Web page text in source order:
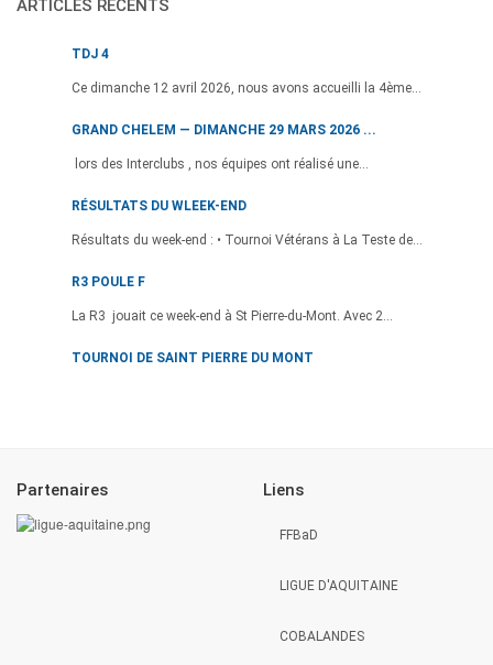
ARTICLES RÉCENTS
TDJ 4
Ce dimanche 12 avril 2026, nous avons accueilli la 4ème...
GRAND CHELEM — DIMANCHE 29 MARS 2026 ...
lors des Interclubs , nos équipes ont réalisé une...
RÉSULTATS DU WLEEK-END
Résultats du week-end : • Tournoi Vétérans à La Teste de...
R3 POULE F
La R3 jouait ce week-end à St Pierre-du-Mont. Avec 2...
TOURNOI DE SAINT PIERRE DU MONT
Partenaires Liens
FFBaD
LIGUE D'AQUITAINE
COBALANDES